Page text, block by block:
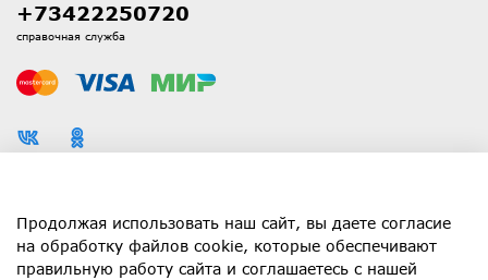
Каталог
Информация
+73422250720
справочная служба
Продолжая использовать наш сайт, вы даете согласие
на обработку файлов cookie, которые обеспечивают
правильную работу сайта и соглашаетесь с нашей